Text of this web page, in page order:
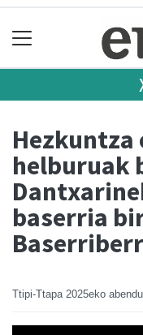
Hezkuntza
helburuak
baserria
Ttipi-Ttapa 2025eko